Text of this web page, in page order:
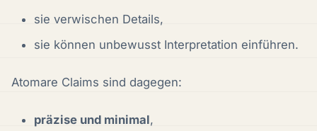
sie verwischen Details,
sie können unbewusst Interpretation einführen.
Atomare Claims sind dagegen:
präzise und minimal,